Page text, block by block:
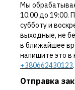
Мы
10:00 до 19:00.
субботу и
выходные, не
в ближайшее
напишите это в
+380662430123.
Отправка